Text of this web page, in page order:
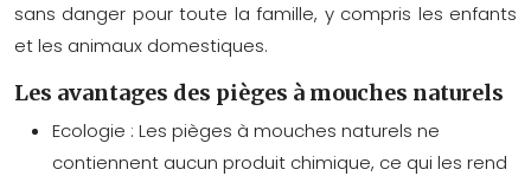
sans danger pour toute la famille, y compris les enfants
et les animaux domestiques.
Les avantages des pièges à mouches naturels
Ecologie : Les pièges à mouches naturels ne
contiennent aucun produit chimique, ce qui les rend